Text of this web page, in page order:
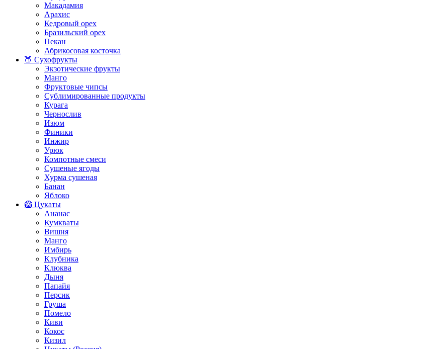
Макадамия
Арахис
Кедровый орех
Бразильский орех
Пекан
Абрикосовая косточка
🍑 Сухофрукты
Экзотические фрукты
Манго
Фруктовые чипсы
Сублимированные продукты
Курага
Чернослив
Изюм
Финики
Инжир
Урюк
Компотные смеси
Сушеные ягоды
Хурма сушеная
Банан
Яблоко
🥝 Цукаты
Ананас
Кумкваты
Вишня
Манго
Имбирь
Клубника
Клюква
Дыня
Папайя
Персик
Груша
Помело
Киви
Кокос
Кизил